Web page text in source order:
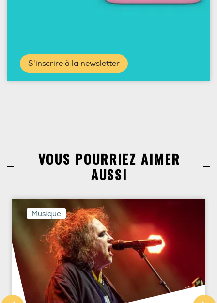
S'inscrire à la newsletter
VOUS POURRIEZ AIMER
AUSSI
Musique